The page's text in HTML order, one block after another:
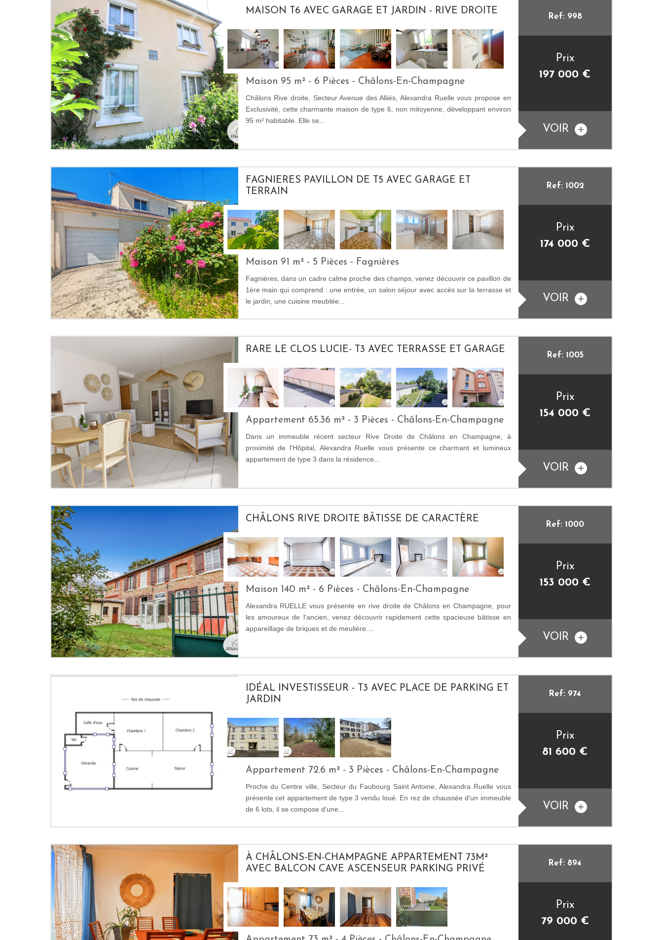
MAISON T6 AVEC GARAGE ET JARDIN - RIVE DROITE
Maison 95 m² - 6 Pièces - Châlons-En-Champagne
Châlons Rive droite, Secteur Avenue des Alliés, Alexandra Ruelle vous propose en
Exclusivité, cette charmante maison de type 6, non mitoyenne, développant environ
95 m² habitable. Elle se...
Ref: 998
Prix
197 000 €
VOIR
FAGNIERES PAVILLON DE T5 AVEC GARAGE ET
TERRAIN
Maison 91 m² - 5 Pièces - Fagnières
Fagnières, dans un cadre calme proche des champs, venez découvrir ce pavillon de
1ère main qui comprend : une entrée, un salon séjour avec accès sur la terrasse et
le jardin, une cuisine meublée...
Ref: 1002
Prix
174 000 €
VOIR
RARE LE CLOS LUCIE- T3 AVEC TERRASSE ET GARAGE
Appartement 65.36 m² - 3 Pièces - Châlons-En-Champagne
Dans un immeuble récent secteur Rive Droite de Châlons en Champagne, à
proximité de l'Hôpital, Alexandra Ruelle vous présente ce charmant et lumineux
appartement de type 3 dans la résidence...
Ref: 1005
Prix
154 000 €
VOIR
CHÂLONS RIVE DROITE BÂTISSE DE CARACTÈRE
Maison 140 m² - 6 Pièces - Châlons-En-Champagne
Alexandra RUELLE vous présente en rive droite de Châlons en Champagne, pour
les amoureux de l'ancien, venez découvrir rapidement cette spacieuse bâtisse en
appareillage de briques et de meulière....
Ref: 1000
Prix
153 000 €
VOIR
IDÉAL INVESTISSEUR - T3 AVEC PLACE DE PARKING ET
JARDIN
Appartement 72.6 m² - 3 Pièces - Châlons-En-Champagne
Proche du Centre ville, Secteur du Faubourg Saint Antoine, Alexandra Ruelle vous
présente cet appartement de type 3 vendu loué. En rez de chaussée d'un immeuble
de 6 lots, il se compose d'une...
Ref: 974
Prix
81 600 €
VOIR
À CHÂLONS-EN-CHAMPAGNE APPARTEMENT 73M²
AVEC BALCON CAVE ASCENSEUR PARKING PRIVÉ
Ref: 894
Prix
79 000 €